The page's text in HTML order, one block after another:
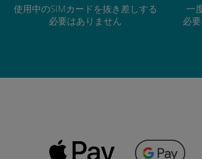
使用中のSIMカードを抜き差しする
必要はありません
一
必